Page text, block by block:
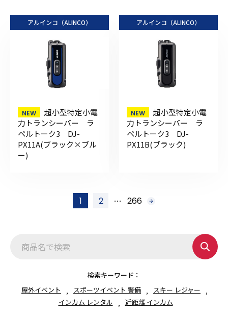
アルインコ（ALINCO）
超小型特定小電
力トランシーバー ラ
ペルトーク3 DJ-
PX11A(ブラック×ブル
ー)
アルインコ（ALINCO）
超小型特定小電
力トランシーバー ラ
ペルトーク3 DJ-
PX11B(ブラック)
1 2 … 266 次
検索キーワード：
屋外イベント
スポーツイベント 警備
スキー レジャー
インカム レンタル
近距離 インカム